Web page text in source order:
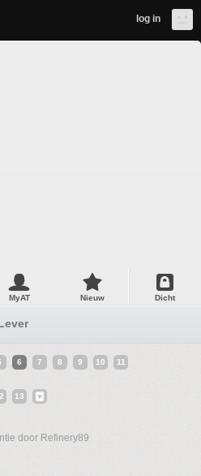
log in
MyAT Nieuw Dicht
6 7 8 9 10 11
13
door Refinery89